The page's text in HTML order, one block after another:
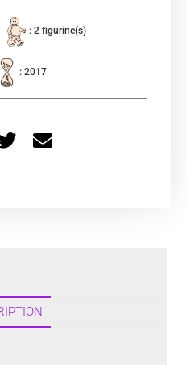
: 2 figurine(s)
: 2017